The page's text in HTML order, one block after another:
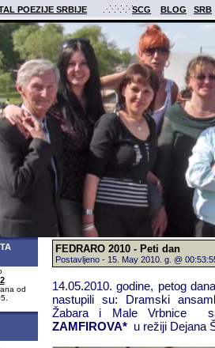
POEZIJE SRBIJE SCG BLOG SRB
od
FEDRARO 2010 - Peti dan
Postavljeno - 15. May 2010. g. @
14.05.2010. godine, petog
nastupili su: Dramski
Žabara i Male Vrbnice
ZAMFIROVA* u režiji Dejana